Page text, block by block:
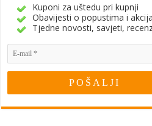
Kuponi za uštedu pri kupnji
Obavijesti o popustima i
Tjedne novosti, savjeti,